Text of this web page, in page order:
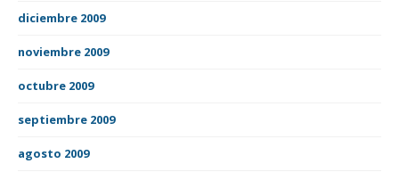
diciembre 2009
noviembre 2009
octubre 2009
septiembre 2009
agosto 2009